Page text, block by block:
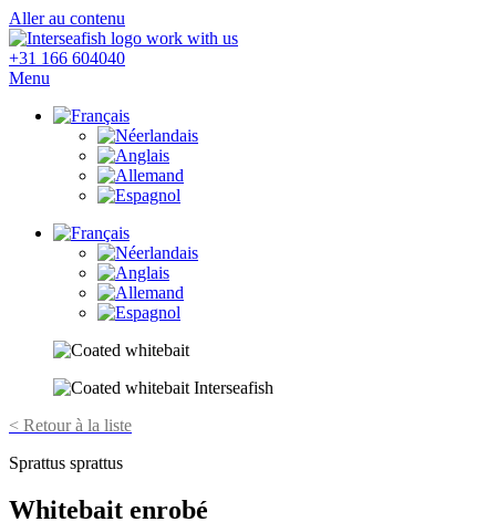
Aller au contenu
+31 166 604040
Menu
< Retour à la liste
Sprattus sprattus
Whitebait enrobé